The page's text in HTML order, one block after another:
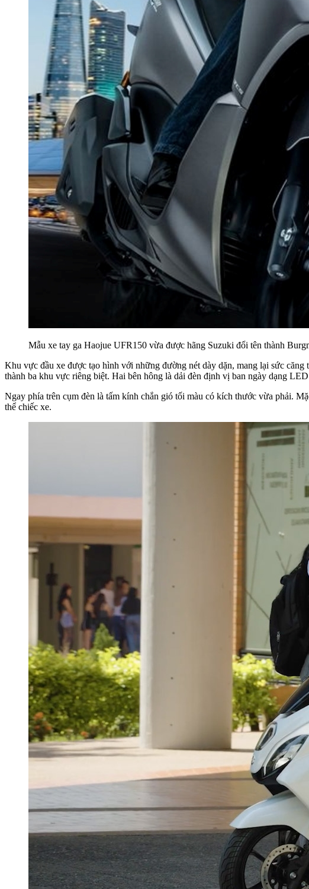
Mẫu xe tay ga Haojue UFR150 vừa được hãng Suzuki đổi tên thành
Khu vực đầu xe được tạo hình với những đường nét dày dặn, mang lại sức
thành ba khu vực riêng biệt. Hai bên hông là dải đèn định vị ban ngày dạng
Ngay phía trên cụm đèn là tấm kính chắn gió tối màu có kích thước vừa phải.
thể chiếc xe.